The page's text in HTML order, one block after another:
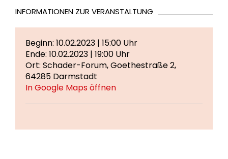
INFORMATIONEN ZUR VERANSTALTUNG
Beginn: 10.02.2023 | 15:00 Uhr
Ende: 10.02.2023 | 19:00 Uhr
Ort: Schader-Forum, Goethestraße 2,
64285 Darmstadt
In Google Maps öffnen